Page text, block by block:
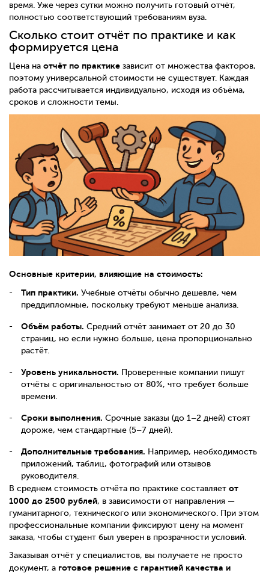
время. Уже через сутки можно получить готовый отчёт,
полностью соответствующий требованиям вуза.
Сколько стоит отчёт по практике и как
формируется цена
Цена на отчёт по практике зависит от множества факторов,
поэтому универсальной стоимости не существует. Каждая
работа рассчитывается индивидуально, исходя из объёма,
сроков и сложности темы.
Основные критерии, влияющие на стоимость:
Тип практики. Учебные отчёты обычно дешевле, чем
преддипломные, поскольку требуют меньше анализа.
Объём работы. Средний отчёт занимает от 20 до 30
страниц, но если нужно больше, цена пропорционально
растёт.
Уровень уникальности. Проверенные компании пишут
отчёты с оригинальностью от 80%, что требует больше
времени.
Сроки выполнения. Срочные заказы (до 1–2 дней) стоят
дороже, чем стандартные (5–7 дней).
Дополнительные требования. Например, необходимость
приложений, таблиц, фотографий или отзывов
руководителя.
В среднем стоимость отчёта по практике составляет от
1000 до 2500 рублей, в зависимости от направления —
гуманитарного, технического или экономического. При этом
профессиональные компании фиксируют цену на момент
заказа, чтобы студент был уверен в прозрачности условий.
Заказывая отчёт у специалистов, вы получаете не просто
документ, а готовое решение с гарантией качества и